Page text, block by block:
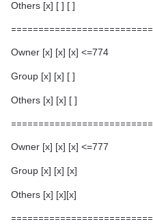
Others [x] [ ] [ ]
==========================
Owner [x] [x] [x] <=774
Group [x] [x] [ ]
Others [x] [x] [ ]
==========================
Owner [x] [x] [x] <=777
Group [x] [x] [x]
Others [x] [x][x]
==========================